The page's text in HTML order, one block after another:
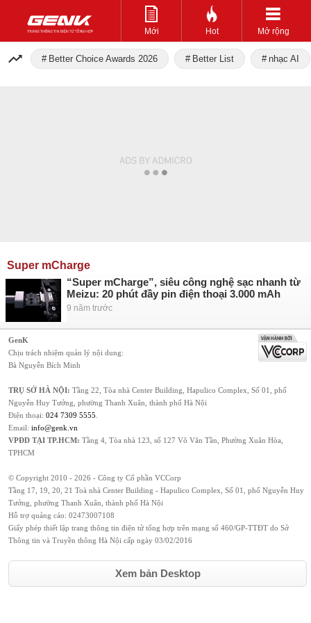
Mới Hot Mở rộng
Better Choice Awards 2026 Better List nhạc AI
Super mCharge
“Super mCharge”, siêu công nghệ sạc nhanh từ
Meizu: 20 phút đầy pin điện thoại 3.000 mAh
9 năm trước
GenK
Chịu trách nhiệm quản lý nội dung:
Bà Nguyễn Bích Minh
TRỤ SỞ HÀ NỘI: Tầng 22, Tòa nhà Center Building, Hapulico Complex, Số 01, phố
Nguyễn Huy Tưởng, phường Thanh Xuân, thành phố Hà Nội
Điện thoại: 024 7309 5555
Email: info@genk.vn
VPĐD TẠI TP.HCM: Tầng 4, Tòa nhà 123, số 127 Võ Văn Tần, Phường Xuân Hòa,
TPHCM
© Copyright 2010 - 2026 - Công ty Cổ phần VCCorp
Tầng 17, 19, 20, 21 Toà nhà Center Building - Hapulico Complex, Số 01, phố Nguyễn Huy
Tưởng, phường Thanh Xuân, thành phố Hà Nội
Hỗ trợ quảng cáo: 02473007108
Giấy phép thiết lập trang thông tin điện tử tổng hợp trên mạng số 460/GP-TTĐT do Sở
Thông tin và Truyền thông Hà Nội cấp ngày 03/02/2016
Xem bản Desktop